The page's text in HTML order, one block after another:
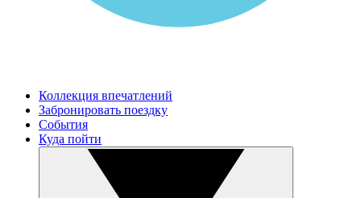
Коллекция впечатлений
Забронировать поездку
События
Куда пойти